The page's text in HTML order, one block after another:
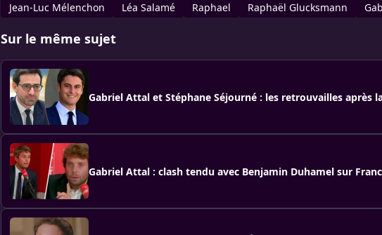
Jean-Luc Mélenchon
Léa Salamé Raphael Raphaël Glucksmann
Sur le même sujet
Gabriel Attal et Stéphane Séjourné : les retrouvailles après
Gabriel Attal : clash tendu avec Benjamin Duhamel sur